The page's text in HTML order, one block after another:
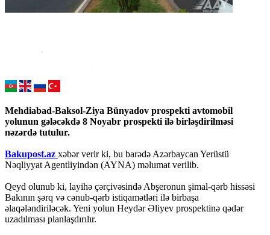
Mehdiabad-Baksol-Ziya Bünyadov prospekti avtomobil
yolunun gələcəkdə 8 Noyabr prospekti ilə birləşdirilməsi
nəzərdə tutulur.
Bakupost.az xəbər verir ki, bu barədə Azərbaycan Yerüstü
Nəqliyyat Agentliyindən (AYNA) məlumat verilib.
Qeyd olunub ki, layihə çərçivəsində Abşeronun şimal-qərb hissəsi
Bakının şərq və cənub-qərb istiqamətləri ilə birbaşa
əlaqələndiriləcək. Yeni yolun Heydər Əliyev prospektinə qədər
uzadılması planlaşdırılır.